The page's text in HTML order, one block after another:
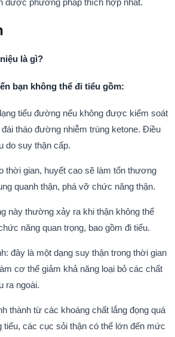
được phương pháp thích hợp nhất.
là gì?
bạn không thể đi tiểu gồm:
tiểu đường nếu không được kiểm soát
tháo đường nhiễm trùng ketone. Điều
do suy thận cấp.
thời gian, huyết cao sẽ làm tổn thương
quanh thận, phá vỡ chức năng thận.
này thường xảy ra khi thận không thể
năng quan trọng, bao gồm đi tiểu.
đây là một dạng suy thận trong thời gian
cơ thể giảm khả năng loại bỏ các chất
ra ngoài.
thành từ các khoáng chất lắng đọng quá
tiểu, các cục sỏi thận có thể lớn đến mức